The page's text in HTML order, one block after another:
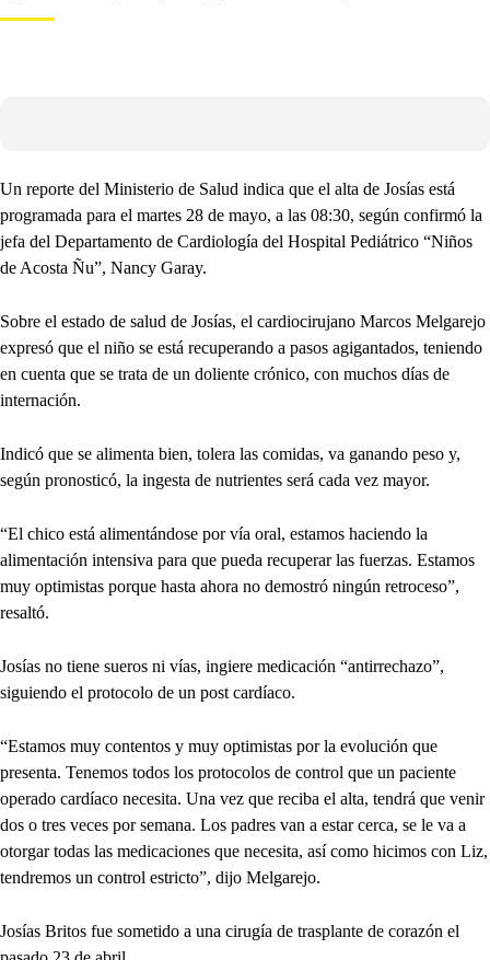
Un reporte del Ministerio de Salud indica que el alta de Josías está
programada para el martes 28 de mayo, a las 08:30, según confirmó la
jefa del Departamento de Cardiología del Hospital Pediátrico “Niños
de Acosta Ñu”, Nancy Garay.
Sobre el estado de salud de Josías, el cardiocirujano Marcos Melgarejo
expresó que el niño se está recuperando a pasos agigantados, teniendo
en cuenta que se trata de un doliente crónico, con muchos días de
internación.
Indicó que se alimenta bien, tolera las comidas, va ganando peso y,
según pronosticó, la ingesta de nutrientes será cada vez mayor.
“El chico está alimentándose por vía oral, estamos haciendo la
alimentación intensiva para que pueda recuperar las fuerzas. Estamos
muy optimistas porque hasta ahora no demostró ningún retroceso”,
resaltó.
Josías no tiene sueros ni vías, ingiere medicación “antirrechazo”,
siguiendo el protocolo de un post cardíaco.
“Estamos muy contentos y muy optimistas por la evolución que
presenta. Tenemos todos los protocolos de control que un paciente
operado cardíaco necesita. Una vez que reciba el alta, tendrá que venir
dos o tres veces por semana. Los padres van a estar cerca, se le va a
otorgar todas las medicaciones que necesita, así como hicimos con Liz,
tendremos un control estricto”, dijo Melgarejo.
Josías Britos fue sometido a una cirugía de trasplante de corazón el